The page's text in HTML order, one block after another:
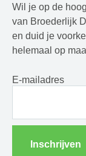
Wil je op de
van Broederlijk
en duid je
helemaal op
E-mailadres
Inschrijven